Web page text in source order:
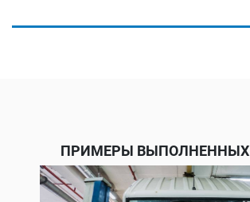
ПРИМЕРЫ ВЫПОЛНЕННЫХ